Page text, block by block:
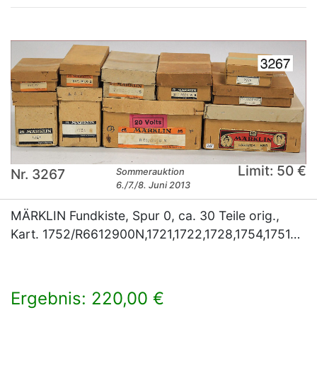
Nr. 3267
Sommerauktion
6./7./8. Juni 2013
Limit: 50 €
MÄRKLIN Fundkiste, Spur 0, ca. 30 Teile orig.,
Kart. 1752/R6612900N,1721,1722,1728,1754,1751…
Ergebnis: 220,00 €